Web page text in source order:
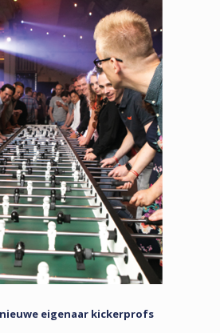
nieuwe eigenaar kickerprofs